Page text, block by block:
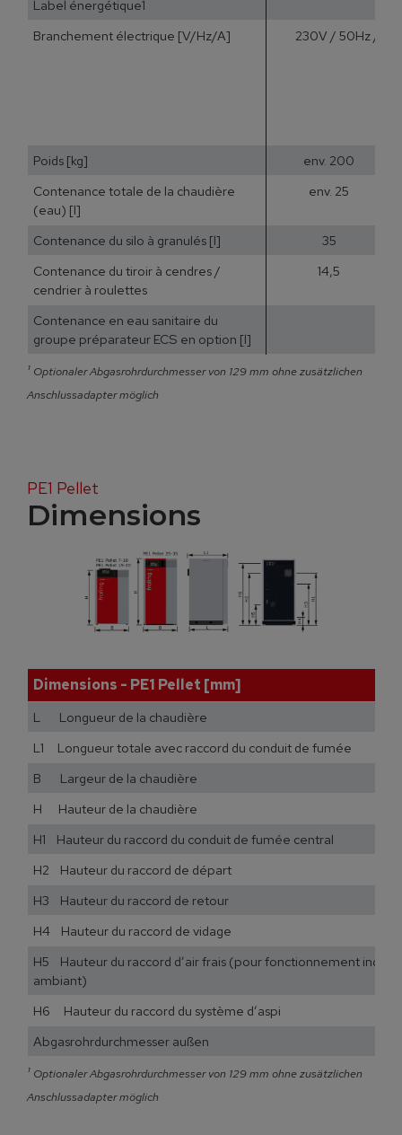
Label énergétique1
Branchement électrique [V/Hz/A]
230V / 50Hz /
Poids [kg]
env. 200
Contenance totale de la chaudière
(eau) [l]
env. 25
Contenance du silo à granulés [l]
35
Contenance du tiroir à cendres /
cendrier à roulettes
14,5
Contenance en eau sanitaire du
groupe préparateur ECS en option [l]
¹ Optionaler Abgasrohrdurchmesser von 129 mm ohne zusätzlichen
Anschlussadapter möglich
PE1 Pellet
Dimensions
Dimensions - PE1 Pellet [mm]
L Longueur de la chaudière
L1 Longueur totale avec raccord du conduit de fumée
B Largeur de la chaudière
H Hauteur de la chaudière
H1 Hauteur du raccord du conduit de fumée central
H2 Hauteur du raccord de départ
H3 Hauteur du raccord de retour
H4 Hauteur du raccord de vidage
H5 Hauteur du raccord d’air frais (pour fonctionnement
ambiant)
H6 Hauteur du raccord du système d’aspi
Abgasrohrdurchmesser außen
¹ Optionaler Abgasrohrdurchmesser von 129 mm ohne zusätzlichen
Anschlussadapter möglich